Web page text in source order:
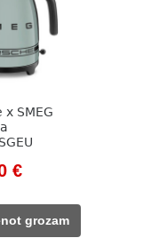
x SMEG
€Current
299,00 €.
grozam